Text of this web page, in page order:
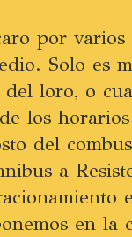
por
Solo es
loro, o
los
del
a
en la